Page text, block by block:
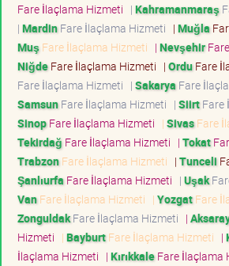
Fare İlaçlama Hizmeti | Kahramanmaraş
| MardinFare İlaçlama Hizmeti | Muğla
Muş Fare İlaçlama Hizmeti | Nevşehir
NiğdeFare İlaçlama Hizmeti | OrduFare
Fare İlaçlama Hizmeti | Sakarya Fare
SamsunFare İlaçlama Hizmeti | SiirtFare
SinopFare İlaçlama Hizmeti | SivasFare
Tekirdağ Fare İlaçlama Hizmeti | Tokat
TrabzonFare İlaçlama Hizmeti | Tunceli
Şanlıurfa Fare İlaçlama Hizmeti | Uşak
VanFare İlaçlama Hizmeti | YozgatFare
ZonguldakFare İlaçlama Hizmeti |
Hizmeti | BayburtFare İlaçlama Hizmeti |
İlaçlama Hizmeti | KırıkkaleFare İlaçlama